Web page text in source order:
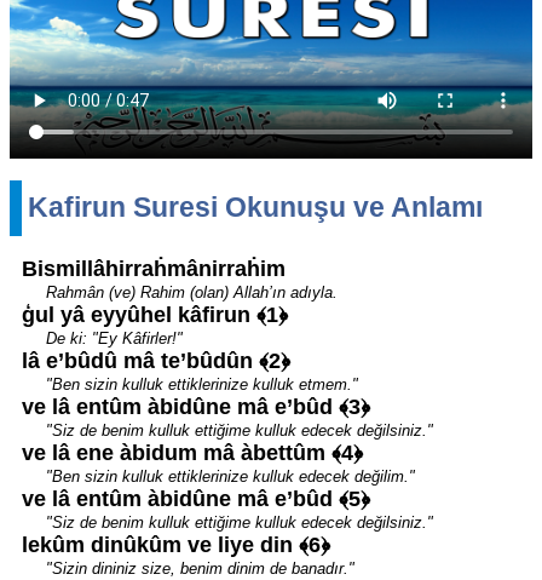
Kafirun Suresi Okunuşu ve Anlamı
Bismillâhirraḣmânirraḣim
Rahmân (ve) Rahim (olan) Allah’ın adıyla.
ģul yâ eyyûhel kâfirun ﴾1﴿
De ki: "Ey Kâfirler!"
lâ e’bûdû mâ te’bûdûn ﴾2﴿
"Ben sizin kulluk ettiklerinize kulluk etmem."
ve lâ entûm àbidûne mâ e’bûd ﴾3﴿
"Siz de benim kulluk ettiğime kulluk edecek değilsiniz."
ve lâ ene àbidum mâ àbettûm ﴾4﴿
"Ben sizin kulluk ettiklerinize kulluk edecek değilim."
ve lâ entûm àbidûne mâ e’bûd ﴾5﴿
"Siz de benim kulluk ettiğime kulluk edecek değilsiniz."
lekûm dinûkûm ve liye din ﴾6﴿
"Sizin dininiz size, benim dinim de banadır."